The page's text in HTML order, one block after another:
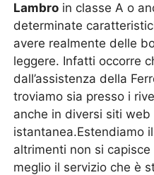
Lambro in classe A o
determinate
avere realmente delle
leggere. Infatti occorre
dall’assistenza della
troviamo sia presso i
anche in diversi siti
istantanea.Estendiamo
altrimenti non si
meglio il servizio che è